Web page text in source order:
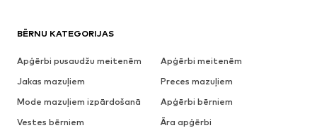
BĒRNU KATEGORIJAS
Apģērbi pusaudžu meitenēm
Apģērbi meitenēm
Jakas mazuļiem
Preces mazuļiem
Mode mazuļiem izpārdošanā
Apģērbi bērniem
Vestes bērniem
Āra apģērbi